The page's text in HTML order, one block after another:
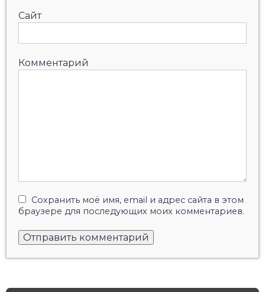
Сайт
Комментарий
Сохранить моё имя, email и адрес сайта в этом
браузере для последующих моих комментариев.